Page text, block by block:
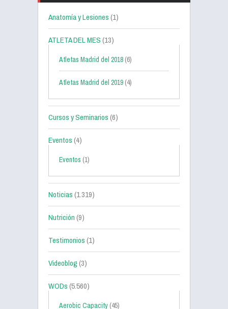
Anatomía y Lesiones(1)
ATLETA DEL MES(13)
Atletas Madrid del 2018 (6)
Atletas Madrid del 2019 (4)
Cursos y Seminarios(6)
Eventos(4)
Eventos (1)
Noticias(1.319)
Nutrición(9)
Testimonios(1)
Videoblog(3)
WODs(5.560)
Aerobic Capacity (45)